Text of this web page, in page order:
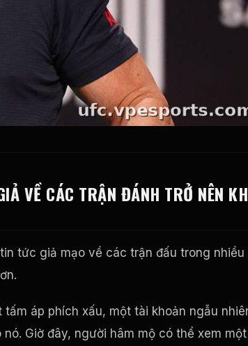
VỀ CÁC TRẬN ĐÁNH TRỞ NÊN
tức giả mạo về các trận đấu trong nhiều
áp phích xấu, một tài khoản ngẫu
Giờ đây, người hâm mộ có thể xem một